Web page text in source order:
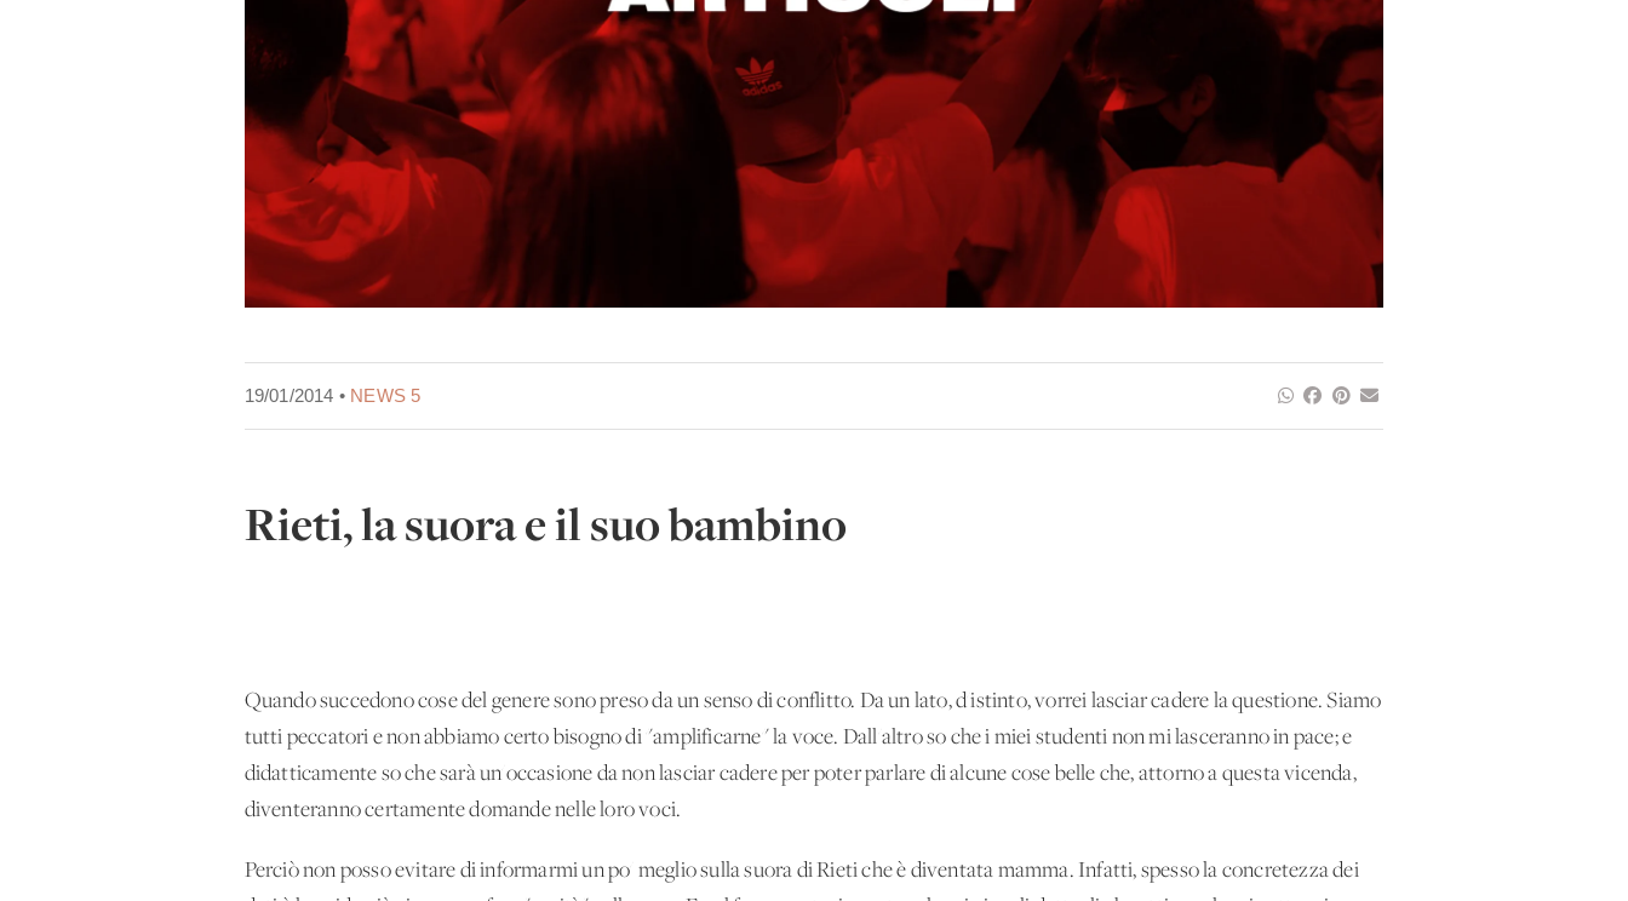
19/01/2014 • NEWS 5
Rieti, la suora e il suo bambino
Quando succedono cose del genere sono preso da un senso di conflitto. Da un lato, d'istinto, vorrei lasciar cadere la questione. Siamo
tutti peccatori e non abbiamo certo bisogno di "amplificarne" la voce. Dall'altro so che i miei studenti non mi lasceranno in pace; e
didatticamente so che sarà un'occasione da non lasciar cadere per poter parlare di alcune cose belle che, attorno a questa vicenda,
diventeranno certamente domande nelle loro voci.
Perciò non posso evitare di informarmi un po' meglio sulla suora di Rieti che è diventata mamma. Infatti, spesso la concretezza dei